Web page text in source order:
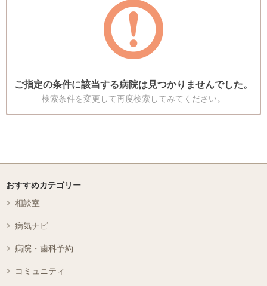
ご指定の条件に該当する病院は見つかりませんでした。
検索条件を変更して再度検索してみてください。
おすすめカテゴリー
相談室
病気ナビ
病院・歯科予約
コミュニティ